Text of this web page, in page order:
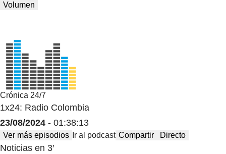
Volumen
Crónica 24/7
1x24: Radio Colombia
23/08/2024 - 01:38:13
Ver más episodios Ir al podcast Compartir Directo
Noticias en 3′